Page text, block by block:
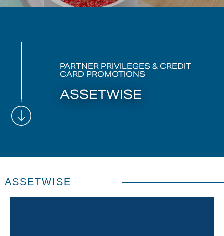
PARTNER PRIVILEGES & CREDIT
CARD PROMOTIONS
ASSETWISE
ASSETWISE